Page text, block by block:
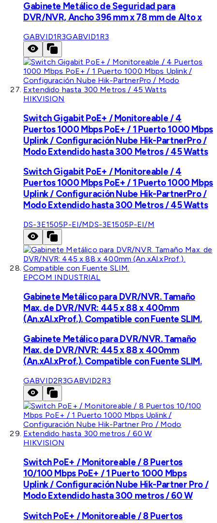
Gabinete Metálico de Seguridad para
DVR/NVR, Ancho 396 mm x 78 mm de Alto x
GABVID1R3GABVID1R3
HIKVISION
Switch Gigabit PoE+ / Monitoreable / 4
Puertos 1000 Mbps PoE+ / 1 Puerto 1000 Mbps
Uplink / Configuración Nube Hik-PartnerPro /
Modo Extendido hasta 300 Metros / 45 Watts
Switch Gigabit PoE+ / Monitoreable / 4
Puertos 1000 Mbps PoE+ / 1 Puerto 1000 Mbps
Uplink / Configuración Nube Hik-PartnerPro /
Modo Extendido hasta 300 Metros / 45 Watts
DS-3E1505P-EI/MDS-3E1505P-EI/M
EPCOM INDUSTRIAL
Gabinete Metálico para DVR/NVR. Tamaño
Max. de DVR/NVR: 445 x 88 x 400mm
(An.xAl.xProf.). Compatible con Fuente SLIM.
Gabinete Metálico para DVR/NVR. Tamaño
Max. de DVR/NVR: 445 x 88 x 400mm
(An.xAl.xProf.). Compatible con Fuente SLIM.
GABVID2R3GABVID2R3
HIKVISION
Switch PoE+ / Monitoreable / 8 Puertos
10/100 Mbps PoE+ / 1 Puerto 1000 Mbps
Uplink / Configuración Nube Hik-Partner Pro /
Modo Extendido hasta 300 metros / 60 W
Switch PoE+ / Monitoreable / 8 Puertos